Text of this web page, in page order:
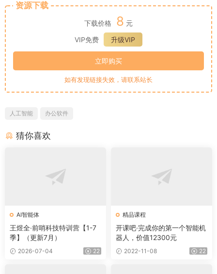
资源下载
下载价格 8 元
VIP免费
升级VIP
立即购买
如有发现链接失效，请联系站长
人工智能 办公软件
猜你喜欢
AI智能体
王煜全·前哨科技特训营【1-7
季】（更新7月）
2026-07-04 22
精品课程
开课吧·完成你的第一个智能机
器人，价值12300元
2022-11-08 22